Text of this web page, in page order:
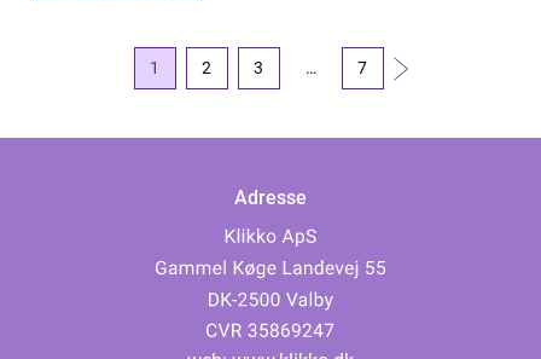
1 2 3 … 7
Adresse